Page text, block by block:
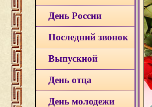
День России
Последний звонок
Выпускной
День отца
День молодежи